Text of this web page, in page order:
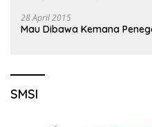
28 April 2015
Mau Dibawa Kemana
SMSI